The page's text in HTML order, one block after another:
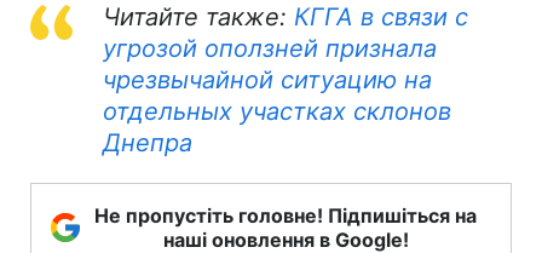
Читайте также: КГГА в связи с
угрозой оползней признала
чрезвычайной ситуацию на
отдельных участках склонов
Днепра
Не пропустіть головне! Підпишіться на
наші оновлення в Google!